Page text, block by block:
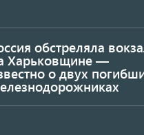
обстреляла
Харьковщине —
о двух